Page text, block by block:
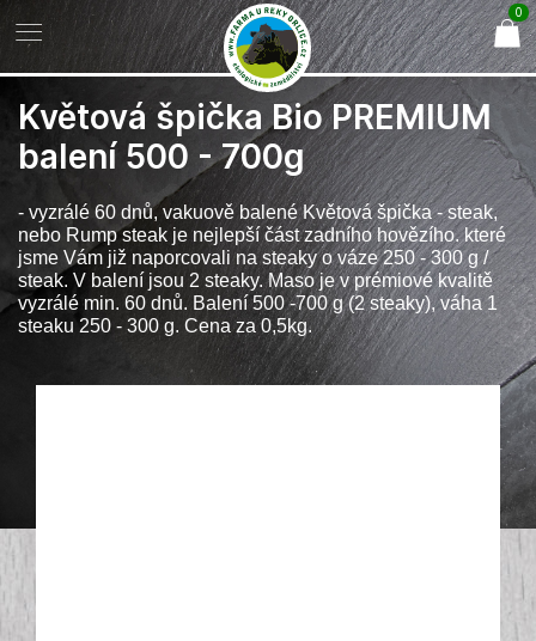
Květová špička Bio PREMIUM
balení 500 - 700g
- vyzrálé 60 dnů, vakuově balené Květová špička - steak,
nebo Rump steak je nejlepší část zadního hovězího. které
jsme Vám již naporcovali na steaky o váze 250 - 300 g /
steak. V balení jsou 2 steaky. Maso je v prémiové kvalitě
vyzrálé min. 60 dnů. Balení 500 -700 g (2 steaky), váha 1
steaku 250 - 300 g. Cena za 0,5kg.
0